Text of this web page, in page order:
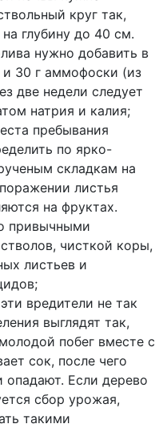
круг так,
глубину до 40 см.
нужно добавить в
и 30 г аммофоски (из
две недели следует
натрия и калия;
пребывания
по ярко-
складкам на
листья
на фруктах.
привычными
чисткой коры,
листьев и
вредители не так
выглядят так,
побег вместе с
сок, после чего
опадают. Если дерево
сбор урожая,
такими